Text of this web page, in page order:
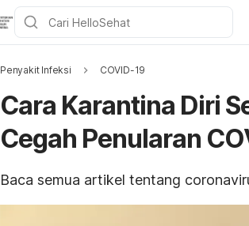
Penyakit Infeksi COVID-19
Cara Karantina Diri
Cegah Penularan
Baca semua artikel tentang